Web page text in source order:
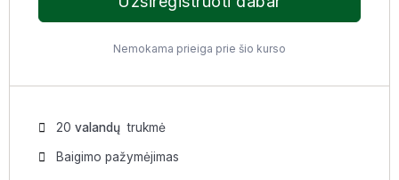
Nemokama prieiga prie šio kurso
20 valandų trukmė
Baigimo pažymėjimas